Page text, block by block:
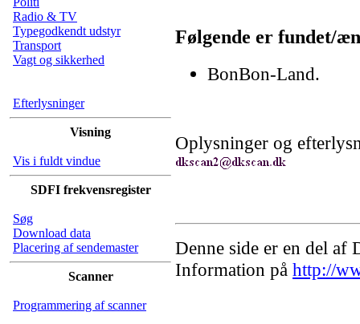
Radio & TV
Typegodkendt udstyr
Transport
Vagt og sikkerhed
Efterlysninger
Visning
Vis i fuldt vindue
SDFI frekvensregister
Søg
Download data
Placering af sendemaster
Scanner
Programmering af scanner
Følgende er fundet/
BonBon-Land.
Oplysninger og
Denne side er en del af
Information på http://